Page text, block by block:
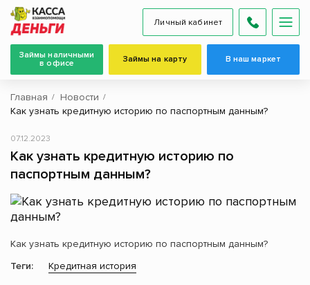
Личный кабинет
Займы наличными
в офисе
Займы на карту В наш маркет
Главная
Новости
Как узнать кредитную историю по паспортным данным?
Как узнать кредитную историю по
паспортным данным?
07.12.2023
Как узнать кредитную историю по паспортным данным?
Теги:
Кредитная история